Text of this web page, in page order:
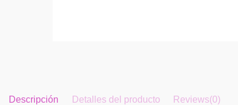
Descripción Detalles del producto Reviews(0)